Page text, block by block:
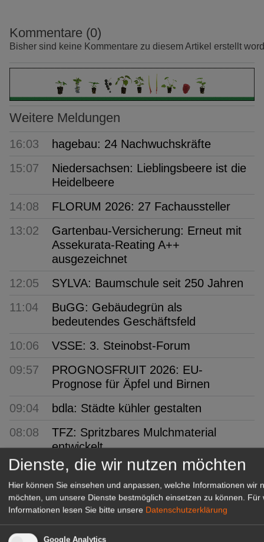
Kommentare (0)
Bisher sind keine Kommentare zu diesem Artikel erstellt
Weitere Meldungen
16:03
hagebau: 24 Nachwuchskräfte
15:07
Niedersachsen: Lieblingsbeere ist die
Heidelbeere
14:08
FLORUM 2026: 27 Fachaussteller
13:02
Gartenbau-Versicherung: Erneut mit
Assekurata-Reating A++
ausgezeichnet
12:05
SYLVA: Baumschule seit 250 Jahren
11:04
BuGG: Gebäudegrün als
bedeutendes Geschäftsfeld
10:06
VSSE: 3. Steinobst-Forum
09:57
PROGNOSFRUIT 2026: EU-
Prognose für Äpfel und Birnen
09:04
bdla: Städte kühler gestalten
08:08
TFZ: Spritzbares Mulchmaterial
entwickelt
07:01
Humintech: Mehr Ertragssicherheit im
Freilandtomatenanbau
06:41
Multitalent Birne: Pro-Kopf-Verbrauch
steigt um 17%
Dienste, die wir nutzen möchten
Hier können Sie einsehen und anpassen, welche Informationen wir
möchten, um unsere Dienste bestmöglich einsetzen zu können.
Für
Informationen lesen Sie bitte unsere Datenschutzerklärung
Google Analytics